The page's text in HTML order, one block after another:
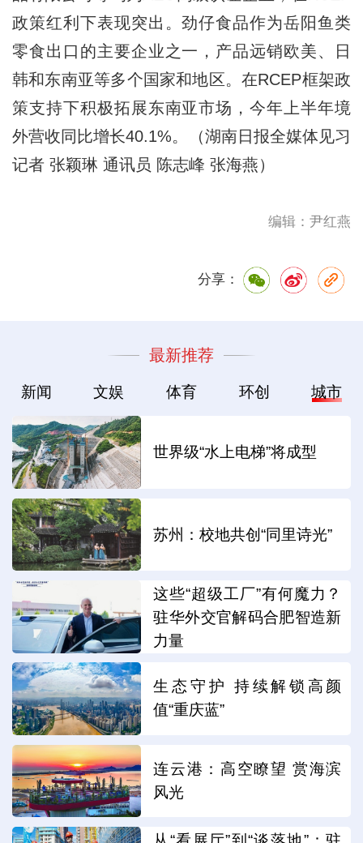
政策红利下表现突出。劲仔食品作为岳阳鱼类
零食出口的主要企业之一，产品远销欧美、日
韩和东南亚等多个国家和地区。在RCEP框架政
策支持下积极拓展东南亚市场，今年上半年境
外营收同比增长40.1%。（湖南日报全媒体见习
记者 张颖琳 通讯员 陈志峰 张海燕）
编辑：尹红燕
分享：
最新推荐
新闻 文娱 体育 环创 城市
世界级“水上电梯”将成型
苏州：校地共创“同里诗光”
这些“超级工厂”有何魔力？
驻华外交官解码合肥智造新
力量
生态守护 持续解锁高颜
值“重庆蓝”
连云港：高空瞭望 赏海滨
风光